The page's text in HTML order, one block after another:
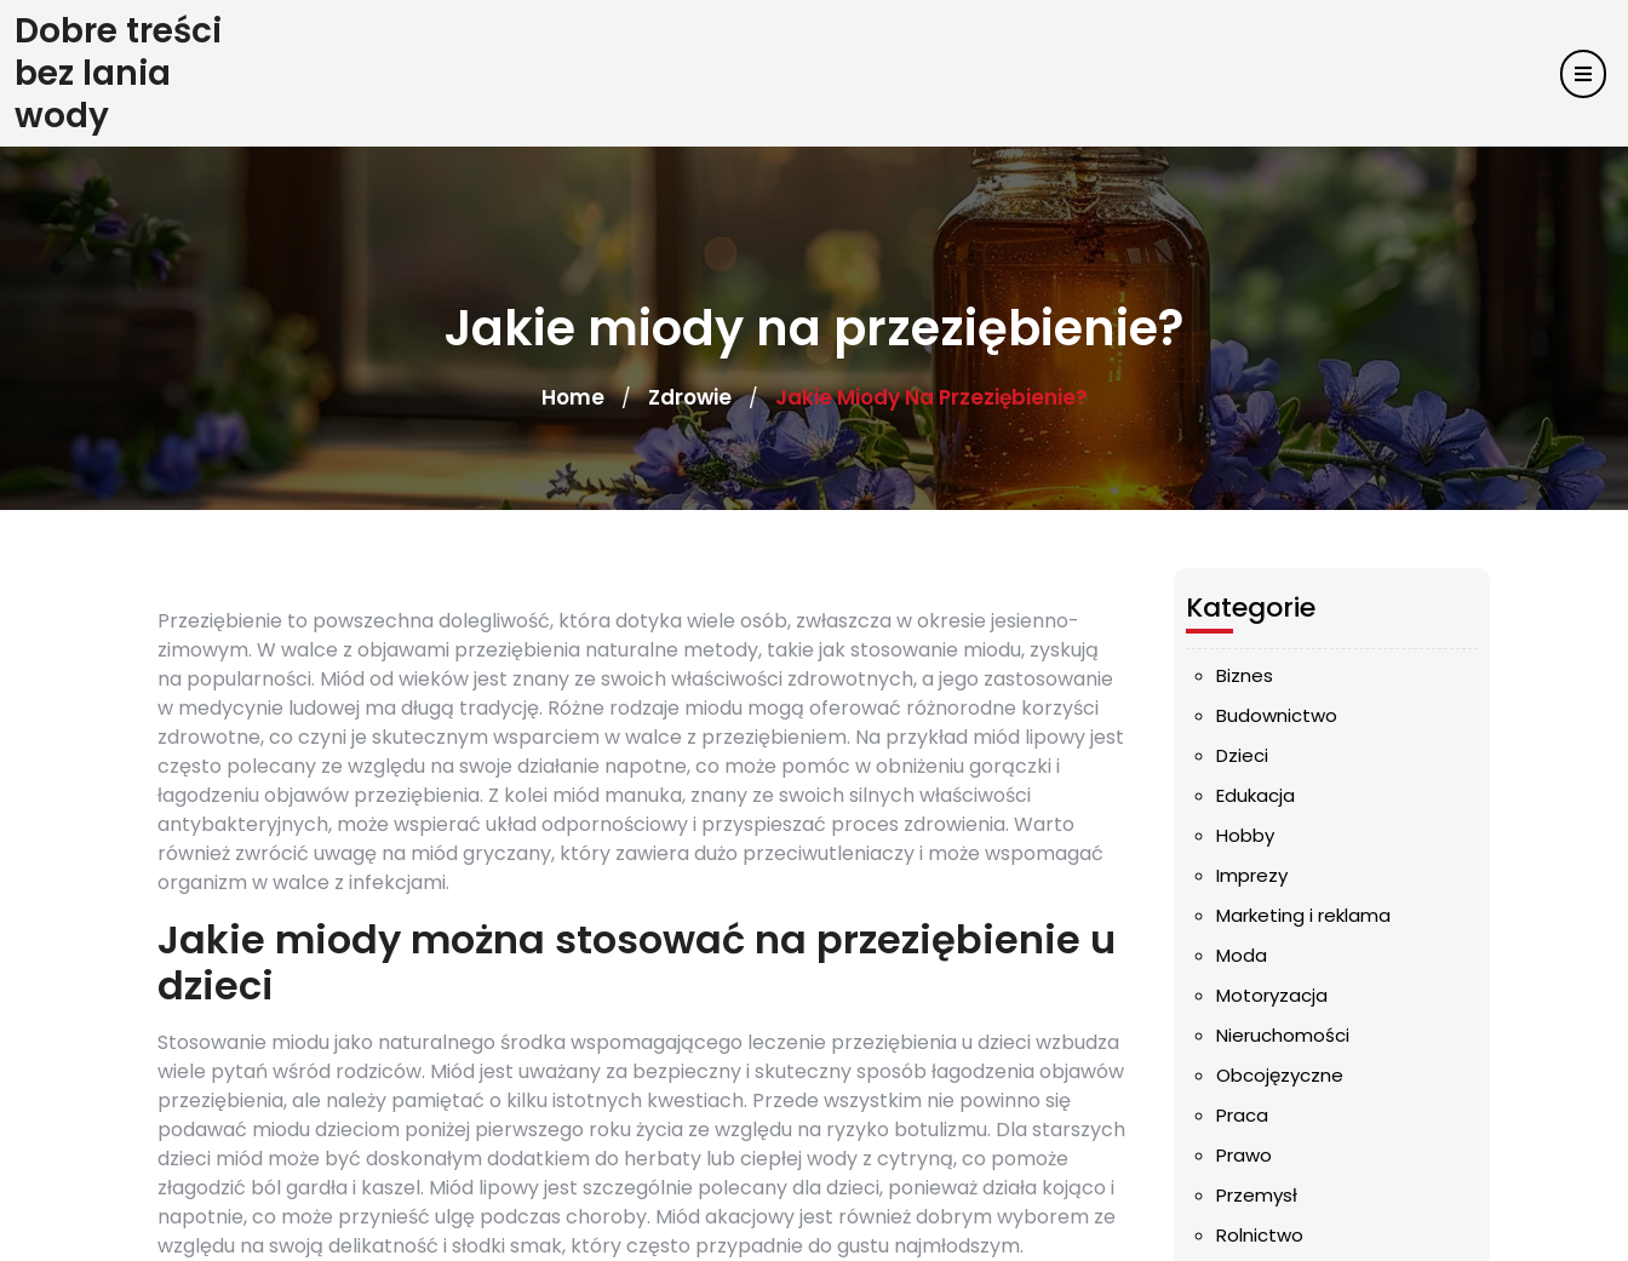
Skip
to
content
Dobre treści
bez lania
wody
Jakie miody na przeziębienie?
Home / Zdrowie / Jakie Miody Na Przeziębienie?
Przeziębienie to powszechna dolegliwość, która dotyka wiele osób, zwłaszcza w okresie jesienno-
zimowym. W walce z objawami przeziębienia naturalne metody, takie jak stosowanie miodu, zyskują
na popularności. Miód od wieków jest znany ze swoich właściwości zdrowotnych, a jego zastosowanie
w medycynie ludowej ma długą tradycję. Różne rodzaje miodu mogą oferować różnorodne korzyści
zdrowotne, co czyni je skutecznym wsparciem w walce z przeziębieniem. Na przykład miód lipowy jest
często polecany ze względu na swoje działanie napotne, co może pomóc w obniżeniu gorączki i
łagodzeniu objawów przeziębienia. Z kolei miód manuka, znany ze swoich silnych właściwości
antybakteryjnych, może wspierać układ odpornościowy i przyspieszać proces zdrowienia. Warto
również zwrócić uwagę na miód gryczany, który zawiera dużo przeciwutleniaczy i może wspomagać
organizm w walce z infekcjami.
Jakie miody można stosować na przeziębienie u
dzieci
Stosowanie miodu jako naturalnego środka wspomagającego leczenie przeziębienia u dzieci wzbudza
wiele pytań wśród rodziców. Miód jest uważany za bezpieczny i skuteczny sposób łagodzenia objawów
przeziębienia, ale należy pamiętać o kilku istotnych kwestiach. Przede wszystkim nie powinno się
podawać miodu dzieciom poniżej pierwszego roku życia ze względu na ryzyko botulizmu. Dla starszych
dzieci miód może być doskonałym dodatkiem do herbaty lub ciepłej wody z cytryną, co pomoże
złagodzić ból gardła i kaszel. Miód lipowy jest szczególnie polecany dla dzieci, ponieważ działa kojąco i
napotnie, co może przynieść ulgę podczas choroby. Miód akacjowy jest również dobrym wyborem ze
względu na swoją delikatność i słodki smak, który często przypadnie do gustu najmłodszym.
Kategorie
Biznes
Budownictwo
Dzieci
Edukacja
Hobby
Imprezy
Marketing i reklama
Moda
Motoryzacja
Nieruchomości
Obcojęzyczne
Praca
Prawo
Przemysł
Rolnictwo